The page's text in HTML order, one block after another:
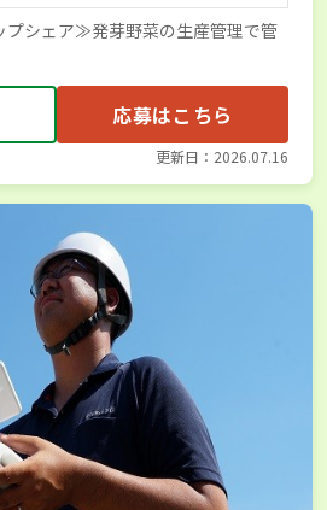
シェア≫発芽野菜の生産管理で管
応募はこちら
更新日：2026.07.16